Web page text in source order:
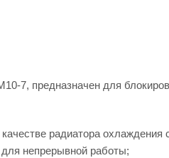
7, предназначен для
радиатора охлаждения
непрерывной работы;